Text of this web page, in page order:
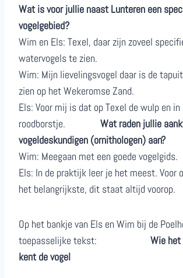
Wat is voor jullie naast Lunteren een
vogelgebied?
Wim en Els: Texel, daar zijn zoveel
watervogels te zien.
Wim: Mijn lievelingsvogel daar is de
zien op het Wekeromse Zand.
Els: Voor mij is dat op Texel de wulp en
roodborstje. Wat raden jullie
vogeldeskundigen (ornithologen) aan?
Wim: Meegaan met een goede vogelgids.
Els: In de praktijk leer je het meest. Voor
het belangrijkste, dit staat altijd voorop.
Op het bankje van Els en Wim bij de
toepasselijke tekst: Wie het
kent de vogel